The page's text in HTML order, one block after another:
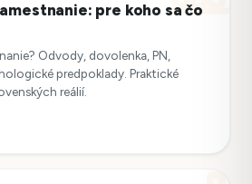
pre koho sa čo
Odvody, dovolenka, PN,
predpoklady. Praktické
reálií.